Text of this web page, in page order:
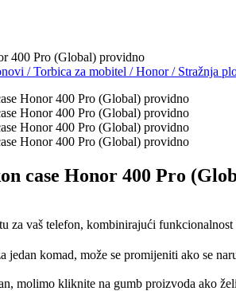
400 Pro (Global) providno
/Torbica za mobitel /Honor/ Stražnja
case Honor 400 Pro
za vaš telefon, kombinirajući
jedan komad, može se promijeniti ako se
molimo kliknite na gumb proizvoda ako